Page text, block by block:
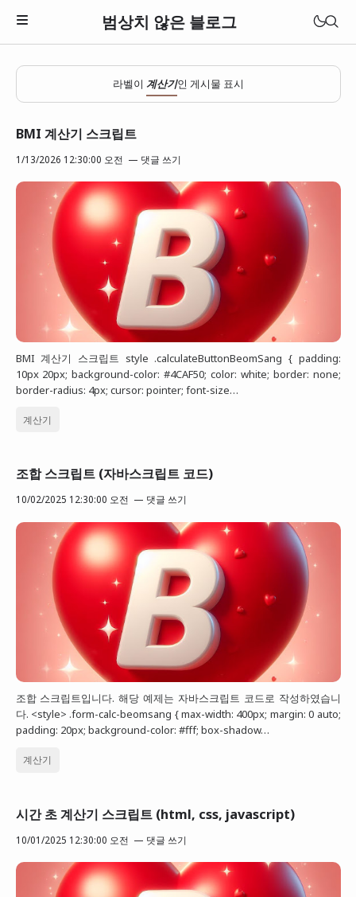
범상치 않은 블로그
Download Theme
라벨이 계산기인 게시물 표시
BMI 계산기 스크립트
1/13/2026 12:30:00 오전 댓글 쓰기
BMI 계산기 스크립트 style .calculateButtonBeomSang { padding:
10px 20px; background-color: #4CAF50; color: white; border: none;
border-radius: 4px; cursor: pointer; font-size…
계산기
조합 스크립트 (자바스크립트 코드)
10/02/2025 12:30:00 오전 댓글 쓰기
조합 스크립트입니다. 해당 예제는 자바스크립트 코드로 작성하였습니
다. <style> .form-calc-beomsang { max-width: 400px; margin: 0 auto;
padding: 20px; background-color: #fff; box-shadow…
계산기
시간 초 계산기 스크립트 (html, css, javascript)
10/01/2025 12:30:00 오전 댓글 쓰기